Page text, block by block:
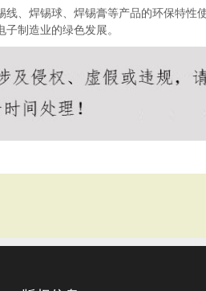
、焊锡球、焊锡膏等产品的环保特性
制造业的绿色发展。